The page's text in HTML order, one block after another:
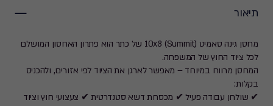
תיאור
מחסן גינה סאמיט (Summit) 10x8 של כתר הוא פתרון האחסון המושלם
לכל ציוד החוץ של המשפחה.
המחסן מרווח במיוחד – מאפשר לארגן את הציוד לפי אזורים, ולהכניס
בקלות:
✔ שולחן עבודה פעיל ✔ מכסחת דשא סטנדרטית ✔ צעצועי חוץ וציוד